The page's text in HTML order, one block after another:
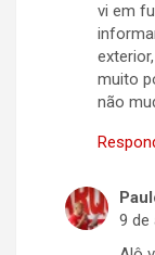
vi em
muito
não
9 de